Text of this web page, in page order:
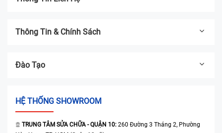
Thông Tin & Chính Sách
Đào Tạo
HỆ THỐNG SHOWROOM
TRUNG TÂM SỬA CHỮA - QUẬN 10: 260 Đường 3 Tháng 2, Phường